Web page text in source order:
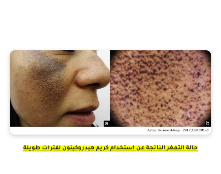
حالة التمغر الناتجة عن استخدام كريم هيدروكينون لفترات طويلة